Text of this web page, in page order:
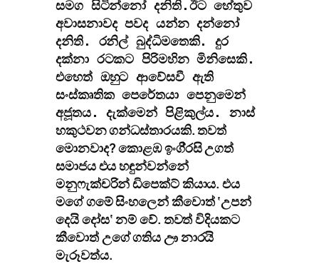
සමග සිටින්නෝ දනිති.ඊට හේතුව
අවාසනාවද පවද යන්න දන්නෝ
දනිති. රනිල් බුද්ධිමතෙකි. දුර
දක්නා රටකට පිරිමහින මිනිසෙකි.
එහෙත් ඔහුට ආවේසවී ඇති
සංස්කෘතික පෙරේතයා පෙනුමෙන්
අජූතය. දැක්මෙන් පිළිකුල්ය. නාස්
හකුථවන ගන්ධස්තාරයකි. තවත්
මොනවාද? කොළඹ ඉංගි‍්‍රසි උගත්
සමාජය එය හඳුන්වන්නේ
මනුෆැක්චරින් ඩිපෙක්ට් කියාය. එය
මගේ ගමේ සිංහලෙන් කීවොත් ‘උපන්
දෙයි දෝස‘ නම් වේ. තවත් විදියකට
කීවොත් උගේ ගතිය ඌ නාරයි
මැරූවත්ය.